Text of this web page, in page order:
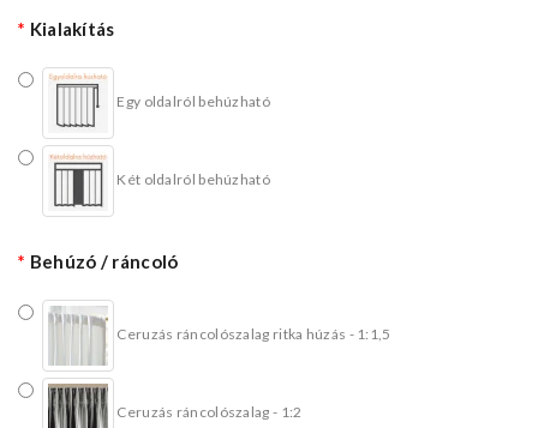
Kialakítás
Egy oldalról behúzható
Két oldalról behúzható
Behúzó / ráncoló
Ceruzás ráncolószalag ritka húzás - 1:1,5
Ceruzás ráncolószalag - 1:2